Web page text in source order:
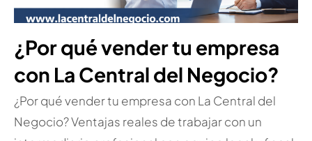
¿Por qué vender tu empresa
con La Central del Negocio?
¿Por qué vender tu empresa con La Central del
Negocio? Ventajas reales de trabajar con un